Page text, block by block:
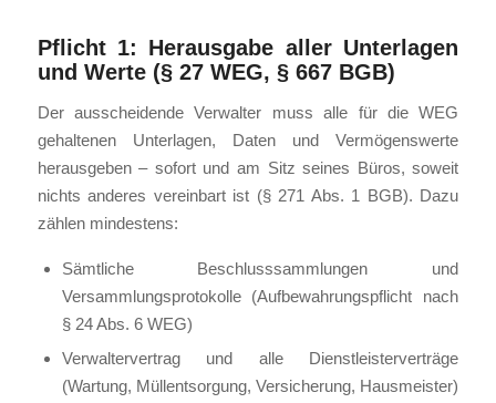
Pflicht 1: Herausgabe aller Unterlagen
und Werte (§ 27 WEG, § 667 BGB)
Der ausscheidende Verwalter muss alle für die WEG
gehaltenen Unterlagen, Daten und Vermögenswerte
herausgeben – sofort und am Sitz seines Büros, soweit
nichts anderes vereinbart ist (§ 271 Abs. 1 BGB). Dazu
zählen mindestens:
Sämtliche Beschlusssammlungen und
Versammlungsprotokolle (Aufbewahrungspflicht nach
§ 24 Abs. 6 WEG)
Verwaltervertrag und alle Dienstleisterverträge
(Wartung, Müllentsorgung, Versicherung, Hausmeister)